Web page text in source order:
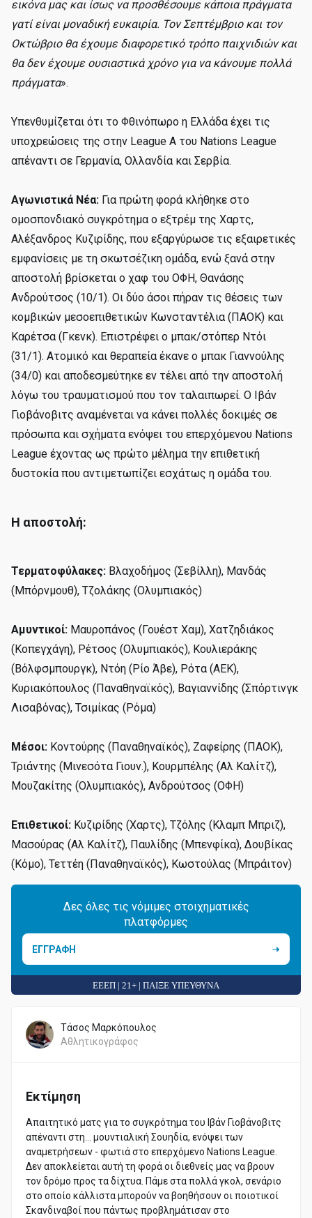
εικόνα μας και ίσως να προσθέσουμε κάποια πράγματα
γατί είναι μοναδική ευκαιρία. Τον Σεπτέμβριο και τον
Οκτώβριο θα έχουμε διαφορετικό τρόπο παιχνιδιών και
θα δεν έχουμε ουσιαστικά χρόνο για να κάνουμε πολλά
πράγματα».
Υπενθυμίζεται ότι το Φθινόπωρο η Ελλάδα έχει τις
υποχρεώσεις της στην League A του Nations League
απέναντι σε Γερμανία, Ολλανδία και Σερβία.
Αγωνιστικά Νέα: Για πρώτη φορά κλήθηκε στο
ομοσπονδιακό συγκρότημα ο εξτρέμ της Χαρτς,
Αλέξανδρος Κυζιρίδης, που εξαργύρωσε τις εξαιρετικές
εμφανίσεις με τη σκωτσέζικη ομάδα, ενώ ξανά στην
αποστολή βρίσκεται ο χαφ του ΟΦΗ, Θανάσης
Ανδρούτσος (10/1). Οι δύο άσοι πήραν τις θέσεις των
κομβικών μεσοεπιθετικών Κωνσταντέλια (ΠΑΟΚ) και
Καρέτσα (Γκενκ). Eπιστρέφει ο μπακ/στόπερ Ντόι
(31/1). Ατομικό και θεραπεία έκανε ο μπακ Γιαννούλης
(34/0) και αποδεσμεύτηκε εν τέλει από την αποστολή
λόγω του τραυματισμού που τον ταλαιπωρεί. Ο Ιβάν
Γιοβάνοβιτς αναμένεται να κάνει πολλές δοκιμές σε
πρόσωπα και σχήματα ενόψει του επερχόμενου Nations
League έχοντας ως πρώτο μέλημα την επιθετική
δυστοκία που αντιμετωπίζει εσχάτως η ομάδα του.
Η αποστολή:
Τερματοφύλακες: Βλαχοδήμος (Σεβίλλη), Μανδάς
(Μπόρνμουθ), Τζολάκης (Ολυμπιακός)
Αμυντικοί: Μαυροπάνος (Γουέστ Χαμ), Χατζηδιάκος
(Κοπεγχάγη), Ρέτσος (Ολυμπιακός), Κουλιεράκης
(Βόλφσμπουργκ), Ντόη (Ρίο Άβε), Ρότα (ΑΕΚ),
Κυριακόπουλος (Παναθηναϊκός), Βαγιαννίδης (Σπόρτινγκ
Λισαβόνας), Τσιμίκας (Ρόμα)
Μέσοι: Κοντούρης (Παναθηναϊκός), Ζαφείρης (ΠΑΟΚ),
Τριάντης (Μινεσότα Γιουν.), Κουρμπέλης (Αλ Καλίτζ),
Μουζακίτης (Ολυμπιακός), Ανδρούτσος (ΟΦΗ)
Επιθετικοί: Κυζιρίδης (Χαρτς), Τζόλης (Κλαμπ Μπριζ),
Μασούρας (Αλ Καλίτζ), Παυλίδης (Μπενφίκα), Δουβίκας
(Κόμο), Τεττέη (Παναθηναϊκός), Κωστούλας (Μπράιτον)
Δες όλες τις νόμιμες στοιχηματικές
πλατφόρμες
ΕΓΓΡΑΦΗ
ΕΕΕΠ | 21+ | ΠΑΙΞΕ ΥΠΕΥΘΥΝΑ
Τάσος Μαρκόπουλος
Αθλητικογράφος
Εκτίμηση
Απαιτητικό ματς για το συγκρότημα του Ιβάν Γιοβάνοβιτς
απέναντι στη… μουντιαλική Σουηδία, ενόψει των
αναμετρήσεων - φωτιά στο επερχόμενο Nations League.
Δεν αποκλείεται αυτή τη φορά οι διεθνείς μας να βρουν
τον δρόμο προς τα δίχτυα. Πάμε στα πολλά γκολ, σενάριο
στο οποίο κάλλιστα μπορούν να βοηθήσουν οι ποιοτικοί
Σκανδιναβοί που πάντως προβλημάτισαν στο